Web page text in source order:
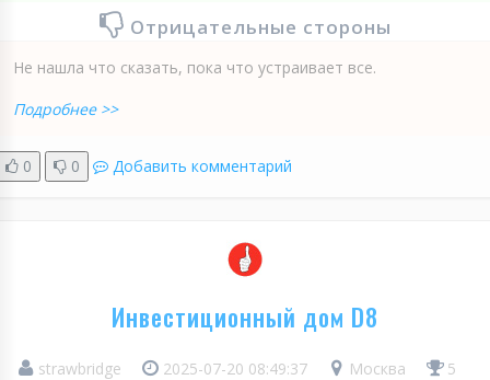
Отрицательные стороны
Не нашла что сказать, пока что устраивает все.
Подробнее >>
0 0 Добавить комментарий
Инвестиционный дом D8
strawbridge 2025-07-20 08:49:37 Москва
5